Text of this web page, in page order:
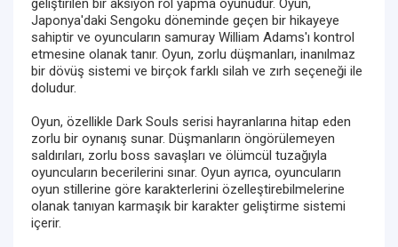
geliştirilen bir aksiyon rol yapma oyunudur. Oyun,
Japonya'daki Sengoku döneminde geçen bir hikayeye
sahiptir ve oyuncuların samuray William Adams'ı kontrol
etmesine olanak tanır. Oyun, zorlu düşmanları, inanılmaz
bir dövüş sistemi ve birçok farklı silah ve zırh seçeneği ile
doludur.
Oyun, özellikle Dark Souls serisi hayranlarına hitap eden
zorlu bir oynanış sunar. Düşmanların öngörülemeyen
saldırıları, zorlu boss savaşları ve ölümcül tuzağıyla
oyuncuların becerilerini sınar. Oyun ayrıca, oyuncuların
oyun stillerine göre karakterlerini özelleştirebilmelerine
olanak tanıyan karmaşık bir karakter geliştirme sistemi
içerir.